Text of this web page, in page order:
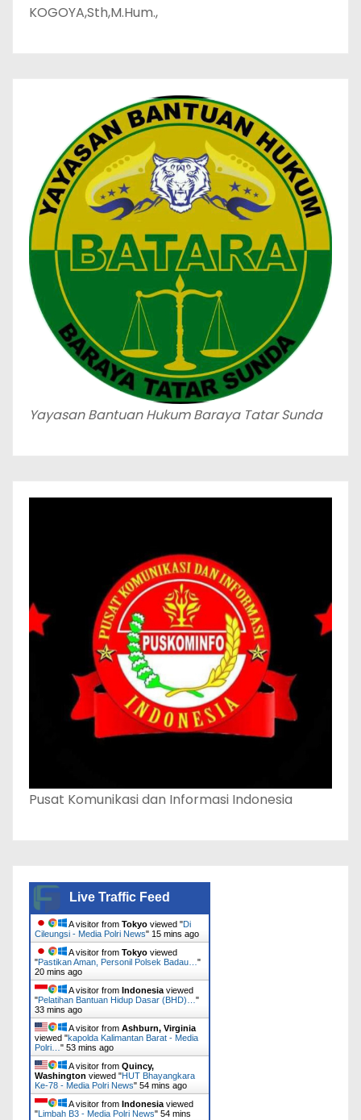
KOGOYA,Sth,M.Hum.,
Yayasan Bantuan Hukum Baraya Tatar Sunda
Pusat Komunikasi dan Informasi Indonesia
Live Traffic Feed
A visitor from Tokyo viewed "Di
Cileungsi - Media Polri News" 15 mins ago
A visitor from Tokyo viewed
"Pastikan Aman, Personil Polsek Badau… "
20 mins ago
A visitor from Indonesia viewed
"Pelatihan Bantuan Hidup Dasar (BHD)… "
33 mins ago
A visitor from Ashburn, Virginia
viewed "kapolda Kalimantan Barat - Media
Polri… " 53 mins ago
A visitor from Quincy,
Washington viewed "HUT Bhayangkara
Ke-78 - Media Polri News" 54 mins ago
A visitor from Indonesia viewed
"Limbah B3 - Media Polri News" 54 mins